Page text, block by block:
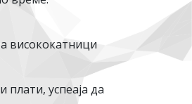
висококатници
успеаја да